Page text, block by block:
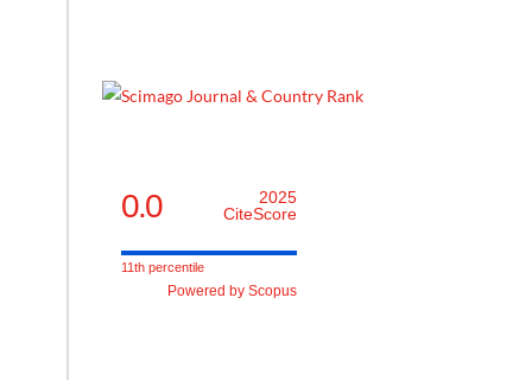
0.0
2025
CiteScore
11th percentile
Powered by Scopus